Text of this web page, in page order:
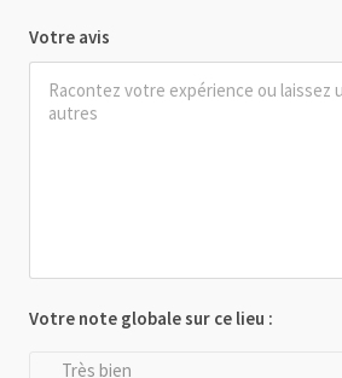
Votre avis
Votre note globale sur ce lieu :
Très bien